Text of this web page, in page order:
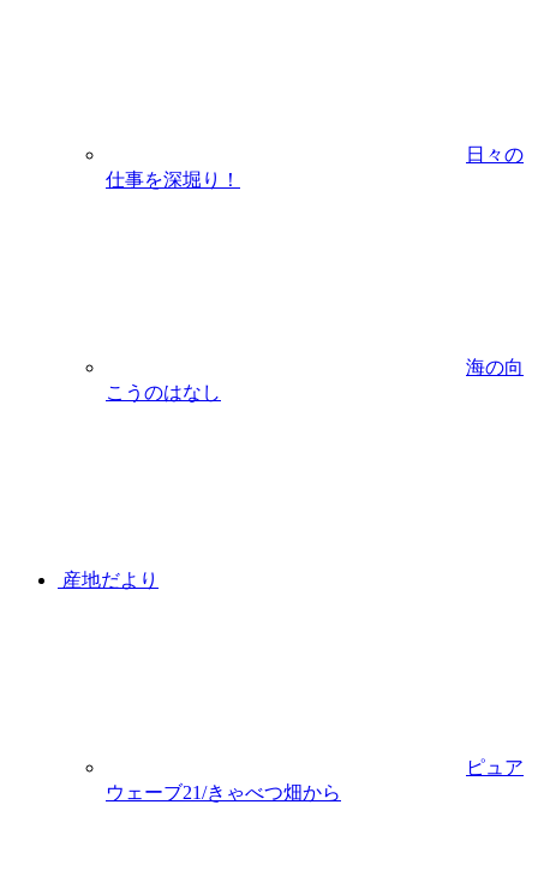
日々の
仕事を深堀り！
海の向
こうのはなし
産地だより
ピュア
ウェーブ21/きゃべつ畑から